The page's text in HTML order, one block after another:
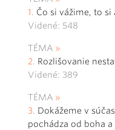
Čo si vážime, to si
Videné: 548
TÉMA
Rozlišovanie
Videné: 389
TÉMA
Dokážeme v
pochádza od boha a